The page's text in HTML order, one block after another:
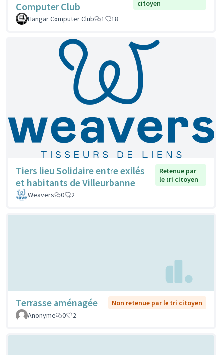
Computer Club
citoyen
Hangar Computer Club
1 18
Tiers lieu Solidaire entre exilés
et habitants de Villeurbanne
Retenue par
le tri citoyen
Weavers
0 2
Terrasse aménagée
Non retenue par le tri citoyen
Anonyme
0 2